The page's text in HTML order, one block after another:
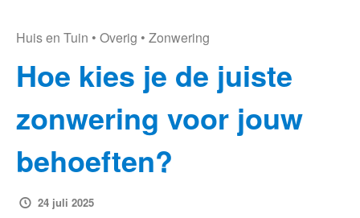
Huis en Tuin • Overig • Zonwering
Hoe kies je de juiste
zonwering voor jouw
behoeften?
24 juli 2025